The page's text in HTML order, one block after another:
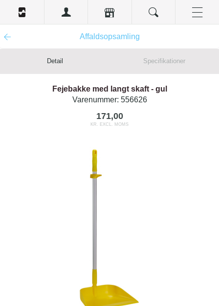
Affaldsopsamling
Detail Specifikationer
Fejebakke med langt skaft - gul
Varenummer: 556626
171,00
KR. EXCL. MOMS